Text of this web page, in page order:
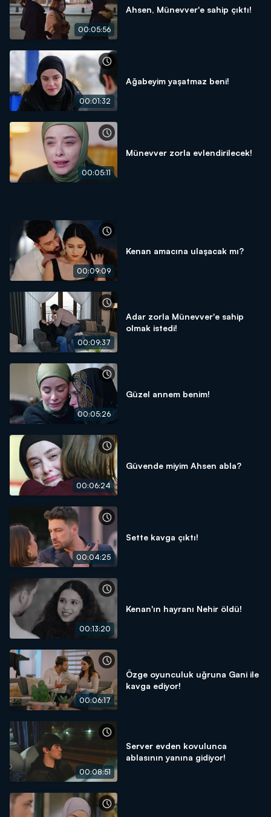
00:05:56
Ahsen, Münevver'e sahip çıktı!
00:01:32
Ağabeyim yaşatmaz beni!
00:05:11
Münevver zorla evlendirilecek!
00:09:09
Kenan amacına ulaşacak mı?
00:09:37
Adar zorla Münevver'e sahip
olmak istedi!
00:05:26
Güzel annem benim!
00:06:24
Güvende miyim Ahsen abla?
00:04:25
Sette kavga çıktı!
00:13:20
Kenan'ın hayranı Nehir öldü!
00:06:17
Özge oyunculuk uğruna Gani ile
kavga ediyor!
00:08:51
Server evden kovulunca
ablasının yanına gidiyor!